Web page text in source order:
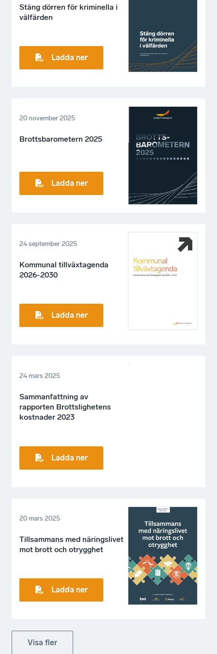
Stäng dörren för kriminella i
välfärden
Ladda ner
20 november 2025
Brottsbarometern 2025
Ladda ner
24 september 2025
Kommunal tillväxtagenda
2026-2030
Ladda ner
24 mars 2025
Sammanfattning av
rapporten Brottslighetens
kostnader 2023
Ladda ner
20 mars 2025
Tillsammans med näringslivet
mot brott och otrygghet
Ladda ner
Visa fler